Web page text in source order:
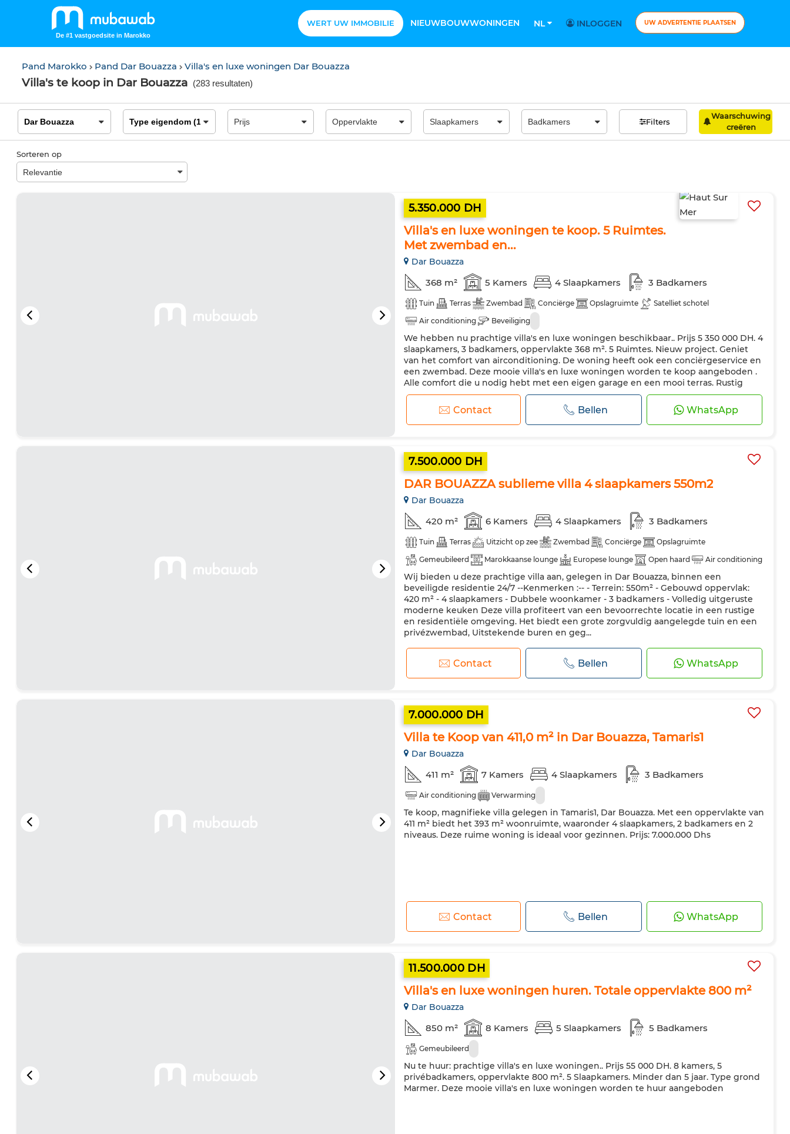
De #1 vastgoedsite in Marokko
WERT UW IMMOBILIE NIEUWBOUWWONINGEN NL INLOGGEN UW ADVERTENTIE PLAATSEN
Pand Marokko Pand Dar Bouazza Villa's en luxe woningen Dar Bouazza
Villa's te koop in Dar Bouazza (283 resultaten)
Filters
Waarschuwing
creëren
Sorteren op
5.350.000 DH
Villa's en luxe woningen te koop. 5 Ruimtes.
Met zwembad en...
Dar Bouazza
368 m² 5 Kamers 4 Slaapkamers 3 Badkamers
Tuin Terras Zwembad Conciërge Opslagruimte
Satelliet schotel
Air conditioning
Beveiliging
We hebben nu prachtige villa's en luxe woningen beschikbaar.. Prijs 5 350 000 DH. 4
slaapkamers, 3 badkamers, oppervlakte 368 m². 5 Ruimtes. Nieuw project. Geniet
van het comfort van airconditioning. De woning heeft ook een conciërgeservice en
een zwembad. Deze mooie villa's en luxe woningen worden te koop aangeboden .
Alle comfort die u nodig hebt met een eigen garage en een mooi terras. Rustig
slapen vanwege het beveilingssysteem. Er is ook ee...
Contact Bellen WhatsApp
7.500.000 DH
DAR BOUAZZA sublieme villa 4 slaapkamers 550m2
Dar Bouazza
420 m² 6 Kamers 4 Slaapkamers 3 Badkamers
Tuin Terras Uitzicht op zee Zwembad Conciërge
Opslagruimte
Gemeubileerd
Marokkaanse lounge Europese lounge Open haard
Air conditioning
Beveiliging
Dubbel glas Verstevigde deur Uitgeruste keuken Koelkast
Vaatwasser
Magnetron
Wij bieden u deze prachtige villa aan, gelegen in Dar Bouazza, binnen een
beveiligde residentie 24/7 --Kenmerken :-- - Terrein: 550m² - Gebouwd oppervlak:
420 m² - 4 slaapkamers - Dubbele woonkamer - 3 badkamers - Volledig uitgeruste
moderne keuken Deze villa profiteert van een bevoorrechte locatie in een rustige
en residentiële omgeving. Het biedt een grote zorgvuldig aangelegde tuin en een
privézwembad, Uitstekende buren en geg...
Contact Bellen WhatsApp
7.000.000 DH
Villa te Koop van 411,0 m² in Dar Bouazza, Tamaris1
Dar Bouazza
411 m² 7 Kamers 4 Slaapkamers 3 Badkamers
Air conditioning Verwarming
Te koop, magnifieke villa gelegen in Tamaris1, Dar Bouazza. Met een oppervlakte van
411 m² biedt het 393 m² woonruimte, waaronder 4 slaapkamers, 2 badkamers en 2
niveaus. Deze ruime woning is ideaal voor gezinnen. Prijs: 7.000.000 Dhs
Contact Bellen WhatsApp
11.500.000 DH
Villa's en luxe woningen huren. Totale oppervlakte 800 m²
Dar Bouazza
850 m² 8 Kamers 5 Slaapkamers 5 Badkamers
Gemeubileerd
Nu te huur: prachtige villa's en luxe woningen.. Prijs 55 000 DH. 8 kamers, 5
privébadkamers, oppervlakte 800 m². 5 Slaapkamers. Minder dan 5 jaar. Type grond
Marmer. Deze mooie villa's en luxe woningen worden te huur aangeboden